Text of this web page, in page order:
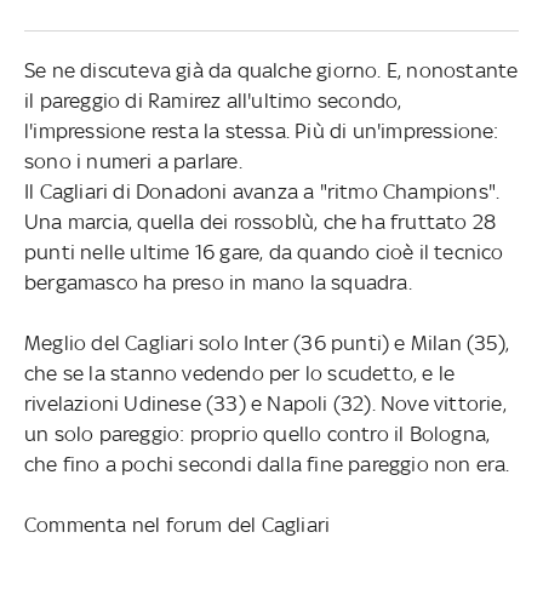
Se ne discuteva già da qualche giorno. E, nonostante
il pareggio di Ramirez all'ultimo secondo,
l'impressione resta la stessa. Più di un'impressione:
sono i numeri a parlare.
Il Cagliari di Donadoni avanza a "ritmo Champions".
Una marcia, quella dei rossoblù, che ha fruttato 28
punti nelle ultime 16 gare, da quando cioè il tecnico
bergamasco ha preso in mano la squadra.
Meglio del Cagliari solo Inter (36 punti) e Milan (35),
che se la stanno vedendo per lo scudetto, e le
rivelazioni Udinese (33) e Napoli (32). Nove vittorie,
un solo pareggio: proprio quello contro il Bologna,
che fino a pochi secondi dalla fine pareggio non era.
Commenta nel forum del Cagliari